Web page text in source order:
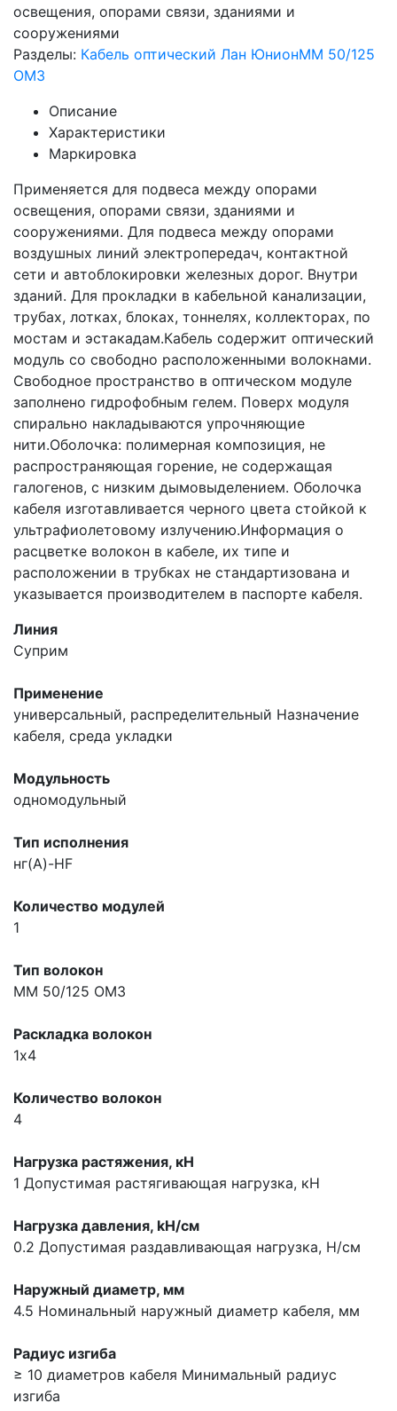
освещения, опорами связи, зданиями и
сооружениями
Разделы: Кабель оптический Лан ЮнионMM 50/125
OM3
Описание
Характеристики
Маркировка
Применяется для подвеса между опорами
освещения, опорами связи, зданиями и
сооружениями. Для подвеса между опорами
воздушных линий электропередач, контактной
сети и автоблокировки железных дорог. Внутри
зданий. Для прокладки в кабельной канализации,
трубах, лотках, блоках, тоннелях, коллекторах, по
мостам и эстакадам.Кабель содержит оптический
модуль со свободно расположенными волокнами.
Свободное пространство в оптическом модуле
заполнено гидрофобным гелем. Поверх модуля
спирально накладываются упрочняющие
нити.Оболочка: полимерная композиция, не
распространяющая горение, не содержащая
галогенов, с низким дымовыделением. Оболочка
кабеля изготавливается черного цвета стойкой к
ультрафиолетовому излучению.Информация о
расцветке волокон в кабеле, их типе и
расположении в трубках не стандартизована и
указывается производителем в паспорте кабеля.
Линия
Суприм
Применение
универсальный, распределительный Назначение
кабеля, среда укладки
Модульность
одномодульный
Тип исполнения
нг(A)-HF
Количество модулей
1
Тип волокон
MM 50/125 OM3
Раскладка волокон
1х4
Количество волокон
4
Нагрузка растяжения, кН
1 Допустимая растягивающая нагрузка, кН
Нагрузка давления, kН/см
0.2 Допустимая раздавливающая нагрузка, Н/см
Наружный диаметр, мм
4.5 Номинальный наружный диаметр кабеля, мм
Радиус изгиба
≥ 10 диаметров кабеля Минимальный радиус
изгиба